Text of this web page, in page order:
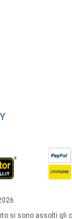
si sono assolti gli